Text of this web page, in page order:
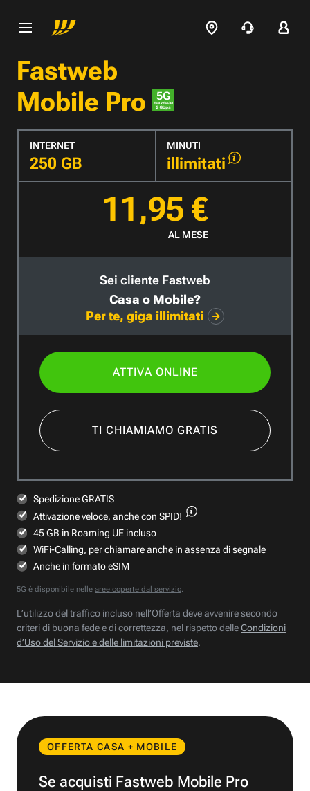
Fastweb
Mobile Pro
INTERNET
250 GB
MINUTI
illimitati
11,95 €
AL MESE
Sei cliente Fastweb
Casa o Mobile?
Per te, giga illimitati
ATTIVA ONLINE
TI CHIAMIAMO GRATIS
Spedizione GRATIS
Attivazione veloce, anche con SPID!
45 GB in Roaming UE incluso
WiFi-Calling, per chiamare anche in assenza di segnale
Anche in formato eSIM
5G è disponibile nelle aree coperte dal servizio.
L’utilizzo del traffico incluso nell’Offerta deve avvenire secondo
criteri di buona fede e di correttezza, nel rispetto delleCondizioni
d’Uso del Servizio e delle limitazioni previste.
OFFERTA CASA + MOBILE
Se acquisti Fastweb Mobile Pro